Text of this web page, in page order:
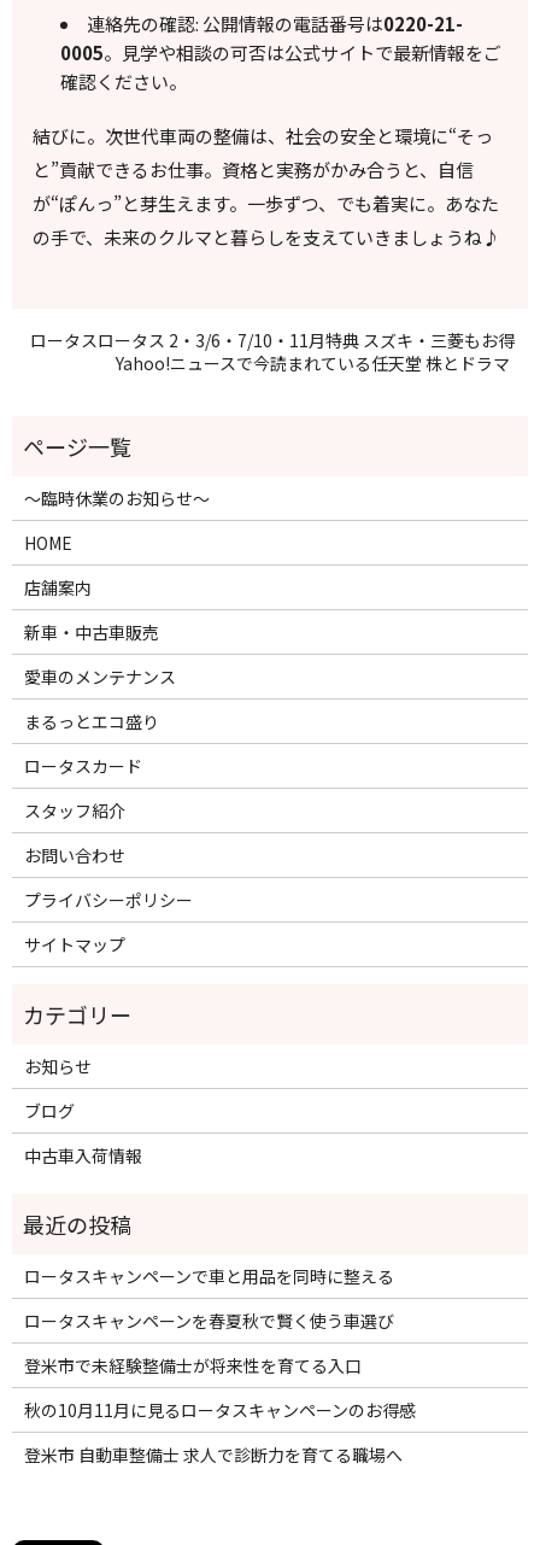
連絡先の確認: 公開情報の電話番号は0220-21-
0005。見学や相談の可否は公式サイトで最新情報をご
確認ください。
結びに。次世代車両の整備は、社会の安全と環境に“そっ
と”貢献できるお仕事。資格と実務がかみ合うと、自信
が“ぽんっ”と芽生えます。一歩ずつ、でも着実に。あなた
の手で、未来のクルマと暮らしを支えていきましょうね♪
ロータスロータス 2・3/6・7/10・11月特典 スズキ・三菱もお得
Yahoo!ニュースで今読まれている任天堂 株とドラマ
～臨時休業のお知らせ～
HOME
店舗案内
新車・中古車販売
愛車のメンテナンス
まるっとエコ盛り
ロータスカード
スタッフ紹介
お問い合わせ
プライバシーポリシー
サイトマップ
お知らせ
ブログ
中古車入荷情報
ロータスキャンペーンで車と用品を同時に整える
ロータスキャンペーンを春夏秋で賢く使う車選び
登米市で未経験整備士が将来性を育てる入口
秋の10月11月に見るロータスキャンペーンのお得感
登米市 自動車整備士 求人で診断力を育てる職場へ